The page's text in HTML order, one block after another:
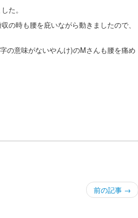
た。
の時も腰を庇いながら動きましたので、
の意味がないやんけ)のMさんも腰を痛め
前の記事 →